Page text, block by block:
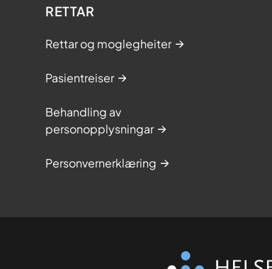
RETTAR
Rettar og moglegheiter
Pasientreiser
Behandling av
personopplysningar
Personvernerklæring